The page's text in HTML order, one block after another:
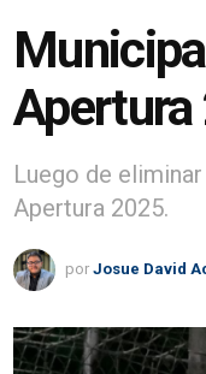
Luego de
Apertura 2025.
por Josue David